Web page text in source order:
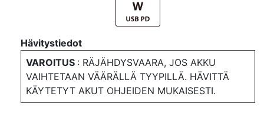
Hävitystiedot
VAROITUS : RÄJÄHDYSVAARA, JOS AKKU
VAIHTETAAN VÄÄRÄLLÄ TYYPILLÄ. HÄVITTÄ
KÄYTETYT AKUT OHJEIDEN MUKAISESTI.